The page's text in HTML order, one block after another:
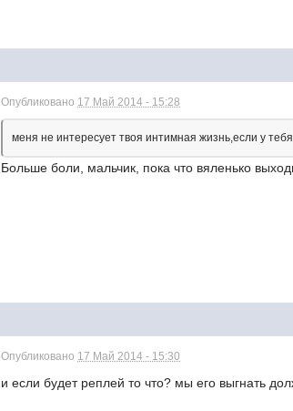
Опубликовано 17 Май 2014 - 15:28
меня не интересует твоя интимная жизнь,если у
Больше боли, мальчик, пока что вяленько
Опубликовано 17 Май 2014 - 15:30
и если будет реплей то что? мы его выгнать